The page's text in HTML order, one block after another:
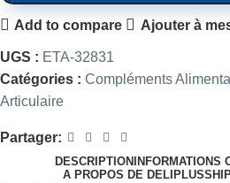
Add to compare Ajouter à
UGS : ETA-32831
Catégories : Compléments
Articulaire
Partager:
DESCRIPTION INFORMATIONS
A PROPOS DE DELIPLUS